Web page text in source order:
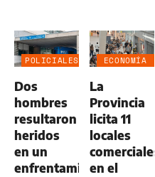
POLICIALES
Dos
hombres
resultaron
heridos
en un
enfrentamiento
ECONOMÍA
La
Provincia
licita 11
locales
comerciales
en el